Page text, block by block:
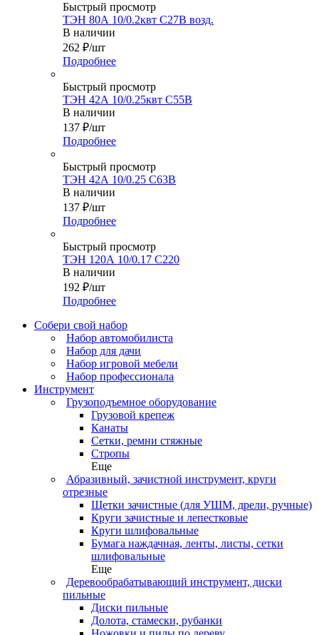
Быстрый просмотр
ТЭН 80А 10/0.2квт С27В возд.
В наличии
262 ₽/шт
Подробнее
Быстрый просмотр
ТЭН 42А 10/0.25квт С55В
В наличии
137 ₽/шт
Подробнее
Быстрый просмотр
ТЭН 42А 10/0.25 С63В
В наличии
137 ₽/шт
Подробнее
Быстрый просмотр
ТЭН 120А 10/0.17 С220
В наличии
192 ₽/шт
Подробнее
Собери свой набор
Набор автомобилиста
Набор для дачи
Набор игровой мебели
Набор профессионала
Инструмент
Грузоподъемное оборудование
Грузовой крепеж
Канаты
Сетки, ремни стяжные
Стропы
Еще
Абразивный, зачистной инструмент, круги
отрезные
Щетки зачистные (для УШМ, дрели, ручные)
Круги зачистные и лепестковые
Круги шлифовальные
Бумага наждачная, ленты, листы, сетки
шлифовальные
Еще
Деревообрабатывающий инструмент, диски
пильные
Диски пильные
Долота, стамески, рубанки